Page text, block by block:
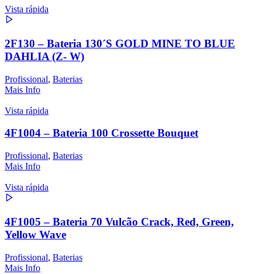
Vista rápida
2F130 – Bateria 130´S GOLD MINE TO BLUE
DAHLIA (Z- W)
Profissional, Baterias
Mais Info
Vista rápida
4F1004 – Bateria 100 Crossette Bouquet
Profissional, Baterias
Mais Info
Vista rápida
4F1005 – Bateria 70 Vulcão Crack, Red, Green,
Yellow Wave
Profissional, Baterias
Mais Info